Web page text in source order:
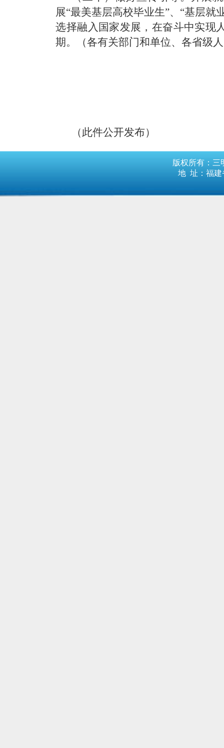
展“最美基层高校毕业生”、“基层
选择融入国家发展，在奋斗中实现
期。
（各有关部门和单位、各省级
（此件公开发布）
版权所有：三
地 址：福建